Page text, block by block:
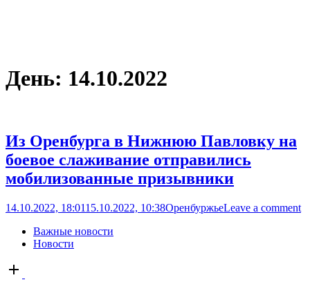
День: 14.10.2022
Из Оренбурга в Нижнюю Павловку на
боевое слаживание отправились
мобилизованные призывники
14.10.2022, 18:0115.10.2022, 10:38ОренбуржьеLeave a comment
Важные новости
Новости
Open
post